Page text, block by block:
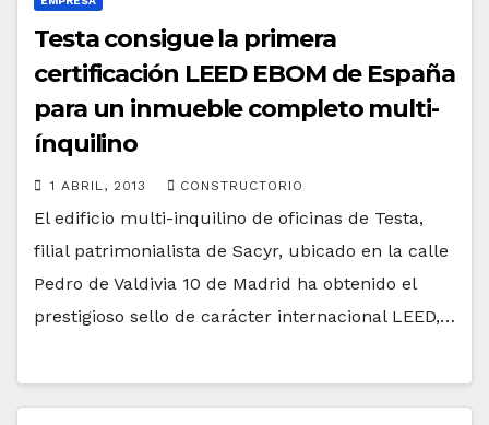
Testa consigue la primera
certificación LEED EBOM de España
para un inmueble completo multi-
ínquilino
1 ABRIL, 2013 CONSTRUCTORIO
El edificio multi-inquilino de oficinas de Testa,
filial patrimonialista de Sacyr, ubicado en la calle
Pedro de Valdivia 10 de Madrid ha obtenido el
prestigioso sello de carácter internacional LEED,…